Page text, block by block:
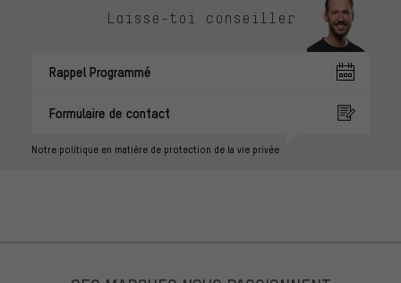
Laisse-toi conseiller
Rappel Programmé
Formulaire de contact
Notre politique en matière de protection de la vie privée